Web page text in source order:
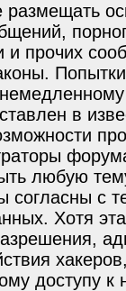
размещать
и прочих
в
любую
согласны с
Хотя
доступу к